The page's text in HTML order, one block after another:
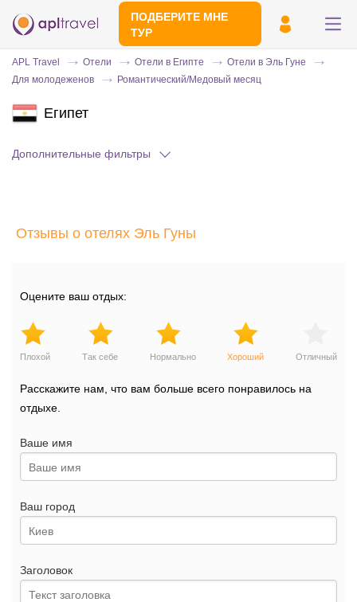
ПОДБЕРИТЕ МНЕ
ТУР
Эксперт свяжется с вами и сделает
APL Travel Отели Отели в Египте
Отели в Эль Гуне
Для молодеженов
Романтический/Медовый месяц
Египет
Дополнительные фильтры
Отзывы о отелях Эль Гуны
Оцените ваш отдых:
Плохой Так себе Нормально Хороший Отличный
Расскажите нам, что вам больше всего понравилось на
отдыхе.
Ваше имя
Ваш город
Заголовок